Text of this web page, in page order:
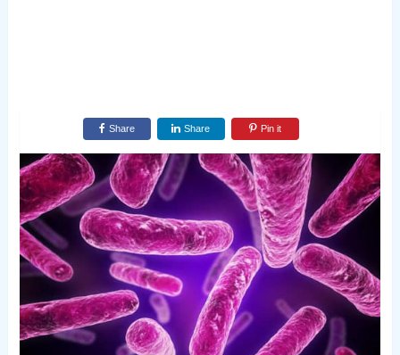
Share Share Pin it